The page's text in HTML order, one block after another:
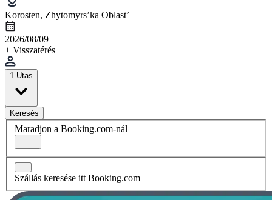
Korosten, Zhytomyrs’ka Oblast’
2026/08/09
+ Visszatérés
1 Utas
Keresés
Maradjon a Booking.com-nál
Szállás keresése itt Booking.com